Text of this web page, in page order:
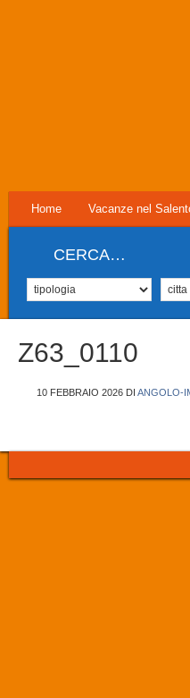
Home Vacanze nel
CERCA…
Z63_0110
10 FEBBRAIO 2026 DI ANGOLO-